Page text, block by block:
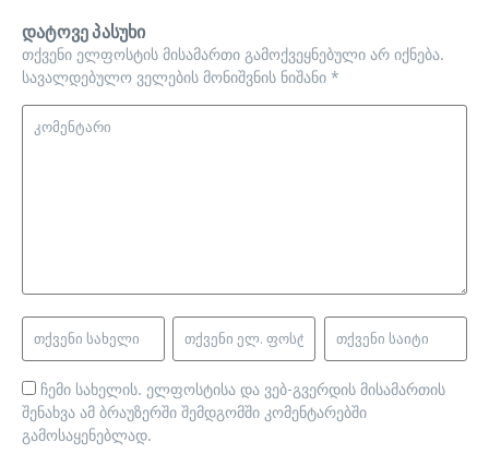
დატოვე პასუხი
თქვენი ელფოსტის მისამართი გამოქვეყნებული არ იქნება.
სავალდებულო ველების მონიშვნის ნიშანი *
ჩემი სახელის. ელფოსტისა და ვებ-გვერდის მისამართის
შენახვა ამ ბრაუზერში შემდგომში კომენტარებში
გამოსაყენებლად.